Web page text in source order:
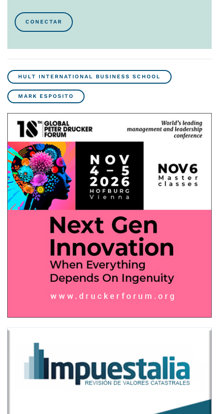
CONECTAR
HULT INTERNATIONAL BUSINESS SCHOOL
MARK ESPOSITO